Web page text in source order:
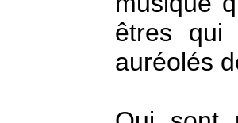
êtres qui
auréolés